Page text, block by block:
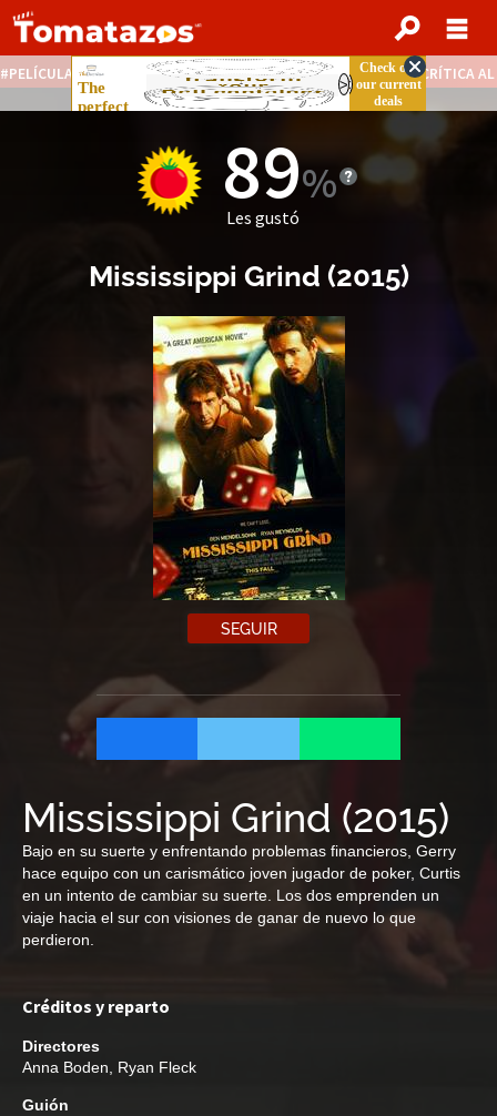
PELÍCULAS STREAMING GRATIS NOTICIAS DESTACADAS CRÍTICA
89
Les gustó
Mississippi Grind (2015)
SEGUIR
Mississippi Grind (2015)
Bajo en su suerte y enfrentando problemas financieros, Gerry
hace equipo con un carismático joven jugador de poker, Curtis
en un intento de cambiar su suerte. Los dos emprenden un
viaje hacia el sur con visiones de ganar de nuevo lo que
perdieron.
Créditos y reparto
Directores
Anna Boden
Ryan Fleck
Guión